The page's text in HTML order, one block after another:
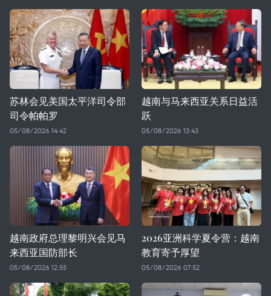
苏林会见美国太平洋司令部
司令帕帕罗
05/08/2026 14:42
越南与马来西亚关系日益活
跃
05/08/2026 13:43
越南政府总理黎明兴会见马
来西亚国防部长
05/08/2026 12:55
2026亚洲科学夏令营：越南
教育寄予厚望
05/08/2026 07:52